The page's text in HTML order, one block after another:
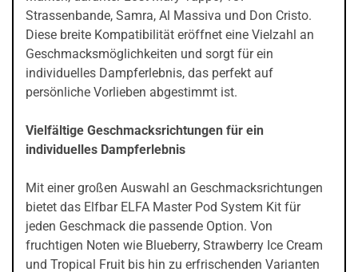
Strassenbande, Samra, Al Massiva und Don Cristo.
Diese breite Kompatibilität eröffnet eine Vielzahl an
Geschmacksmöglichkeiten und sorgt für ein
individuelles Dampferlebnis, das perfekt auf
persönliche Vorlieben abgestimmt ist.
Vielfältige Geschmacksrichtungen für ein
individuelles Dampferlebnis
Mit einer großen Auswahl an Geschmacksrichtungen
bietet das Elfbar ELFA Master Pod System Kit für
jeden Geschmack die passende Option. Von
fruchtigen Noten wie Blueberry, Strawberry Ice Cream
und Tropical Fruit bis hin zu erfrischenden Varianten